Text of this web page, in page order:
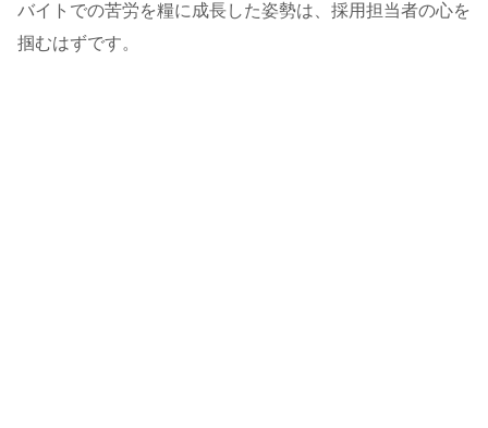
バイトでの苦労を糧に成長した姿勢は、採用担当者の心を
掴むはずです。